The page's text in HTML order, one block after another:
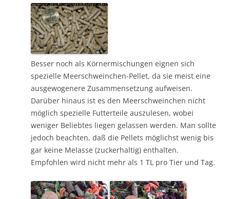
Besser noch als Körnermischungen eignen sich
spezielle Meerschweinchen-Pellet, da sie meist eine
ausgewogenere Zusammensetzung aufweisen.
Darüber hinaus ist es den Meerschweinchen nicht
möglich spezielle Futterteile auszulesen, wobei
weniger Beliebtes liegen gelassen werden. Man sollte
jedoch beachten, daß die Pellets möglichst wenig bis
gar keine Melasse (zuckerhaltig) enthalten.
Empfohlen wird nicht mehr als 1 TL pro Tier und Tag.